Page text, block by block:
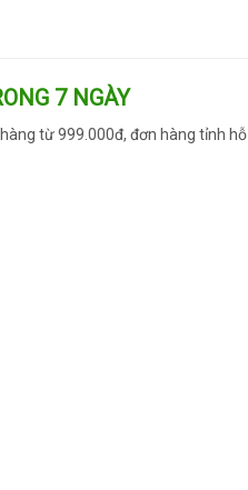
7 NGÀY
từ 999.000đ, đơn hàng tỉnh hỗ